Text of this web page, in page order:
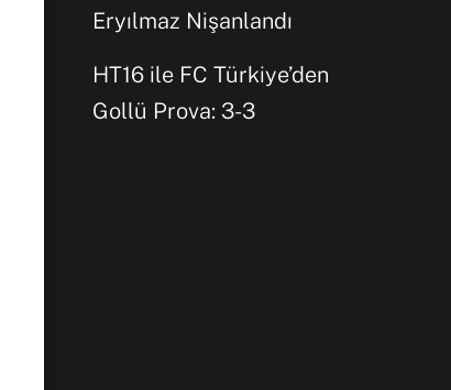
Eryılmaz Nişanlandı
HT16 ile FC Türkiye’den
Gollü Prova: 3-3